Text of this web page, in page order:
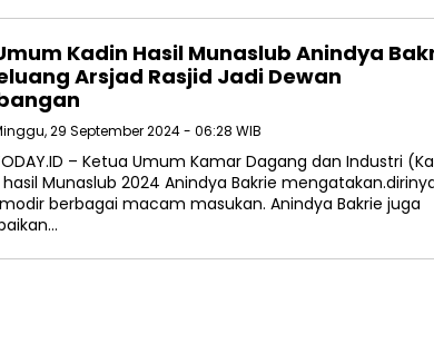
Kadin Hasil Munaslub Anindya
Arsjad Rasjid Jadi Dewan
29 September 2024 - 06:28 WIB
– Ketua Umum Kamar Dagang dan Industri
Munaslub 2024 Anindya Bakrie
berbagai macam masukan. Anindya Bakrie juga